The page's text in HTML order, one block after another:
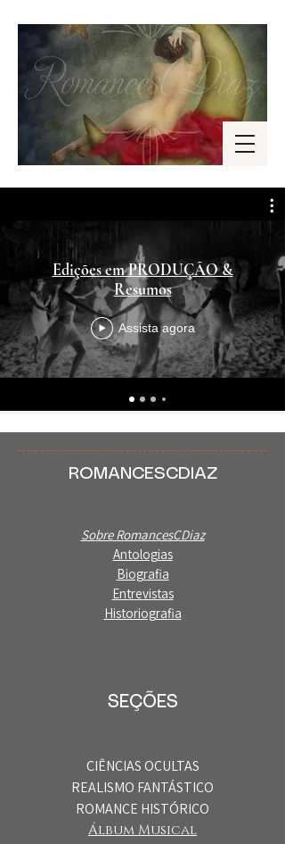
Edições em PRODUÇÃO &
Resumos
Assista agora
ROMANCESCDIAZ
Sobre RomancesCDiaz
Antologias
Biografia
Entrevistas
Historiografia
SEÇÕES
CIÊNCIAS OCULTAS
REALISMO FANTÁSTICO
ROMANCE HISTÓRICO
Álbum Musical​